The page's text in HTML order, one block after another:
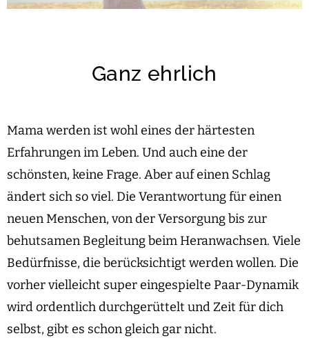
Ganz ehrlich
Mama werden ist wohl eines der härtesten
Erfahrungen im Leben. Und auch eine der
schönsten, keine Frage. Aber auf einen Schlag
ändert sich so viel. Die Verantwortung für einen
neuen Menschen, von der Versorgung bis zur
behutsamen Begleitung beim Heranwachsen. Viele
Bedürfnisse, die berücksichtigt werden wollen. Die
vorher vielleicht super eingespielte Paar-Dynamik
wird ordentlich durchgerüttelt und Zeit für dich
selbst, gibt es schon gleich gar nicht.